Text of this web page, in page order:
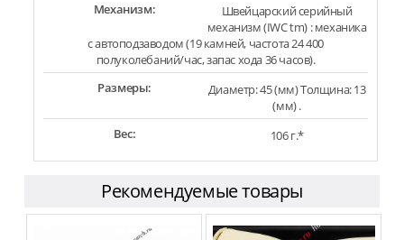
Механизм:
Швейцарский серийный
механизм (IWC tm) : механика
с автоподзаводом (19 камней, частота 24 400
полуколебаний/час, запас хода 36 часов).
Размеры:
Диаметр: 45 (мм) Толщина: 13
(мм) .
Вес:
106 г.*
Рекомендуемые товары